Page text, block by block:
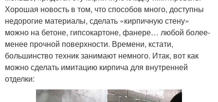
Хорошая новость в том, что способов много, доступны
недорогие материалы, сделать «кирпичную стену»
можно на бетоне, гипсокартоне, фанере… любой более-
менее прочной поверхности. Времени, кстати,
большинство техник занимают немного. Итак, вот как
можно сделать имитацию кирпича для внутренней
отделки: